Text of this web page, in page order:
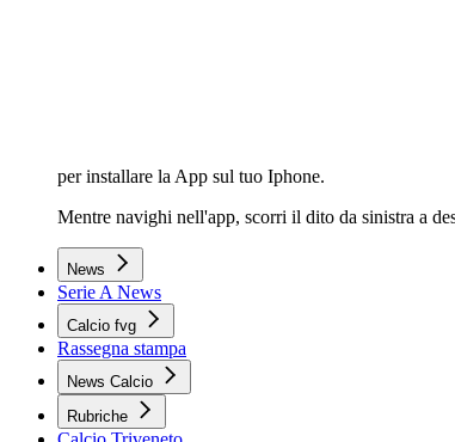
per installare la App sul tuo Iphone.
Mentre navighi nell'app, scorri il dito da sinistra a
News
Serie A News
Calcio fvg
Rassegna stampa
News Calcio
Rubriche